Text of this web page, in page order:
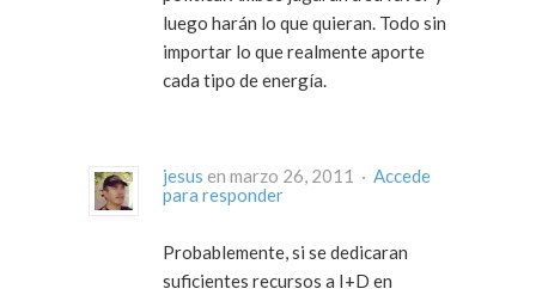
luego harán lo que quieran. Todo sin
importar lo que realmente aporte
cada tipo de energía.
jesus en marzo 26, 2011 · Accede
para responder
Probablemente, si se dedicaran
suficientes recursos a I+D en